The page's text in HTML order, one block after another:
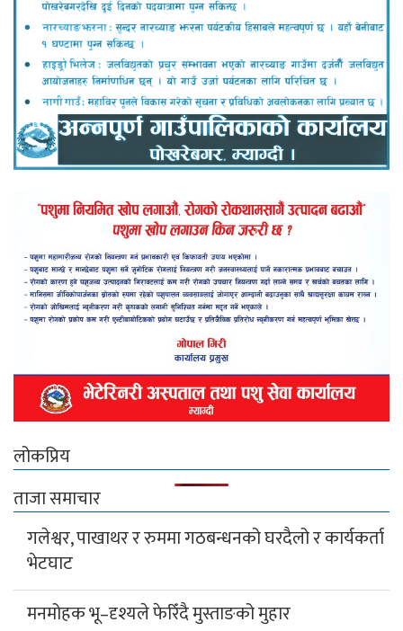
लोकप्रिय
ताजा समाचार
गलेश्वर, पाखाथर र रुममा गठबन्धनको घरदैलो र कार्यकर्ता
भेटघाट
मनमोहक भू–दृश्यले फेरिँदै मुस्ताङको मुहार